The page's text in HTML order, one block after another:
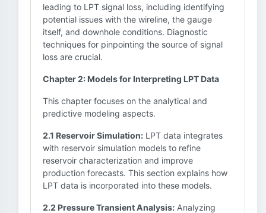
leading to LPT signal loss, including identifying
potential issues with the wireline, the gauge
itself, and downhole conditions. Diagnostic
techniques for pinpointing the source of signal
loss are crucial.
Chapter 2: Models for Interpreting LPT Data
This chapter focuses on the analytical and
predictive modeling aspects.
2.1 Reservoir Simulation: LPT data integrates
with reservoir simulation models to refine
reservoir characterization and improve
production forecasts. This section explains how
LPT data is incorporated into these models.
2.2 Pressure Transient Analysis: Analyzing